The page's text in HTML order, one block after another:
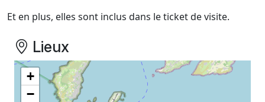
Et en plus, elles sont inclus dans le ticket de visite.
Lieux
+
−